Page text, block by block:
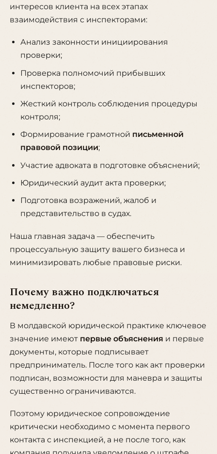
интересов клиента на всех этапах
взаимодействия с инспекторами:
Анализ законности инициирования
проверки;
Проверка полномочий прибывших
инспекторов;
Жесткий контроль соблюдения процедуры
контроля;
Формирование грамотной письменной
правовой позиции;
Участие адвоката в подготовке объяснений;
Юридический аудит акта проверки;
Подготовка возражений, жалоб и
представительство в судах.
Наша главная задача — обеспечить
процессуальную защиту вашего бизнеса и
минимизировать любые правовые риски.
Почему важно подключаться
немедленно?
В молдавской юридической практике ключевое
значение имеют первые объяснения и первые
документы, которые подписывает
предприниматель. После того как акт проверки
подписан, возможности для маневра и защиты
существенно ограничиваются.
Поэтому юридическое сопровождение
критически необходимо с момента первого
контакта с инспекцией, а не после того, как